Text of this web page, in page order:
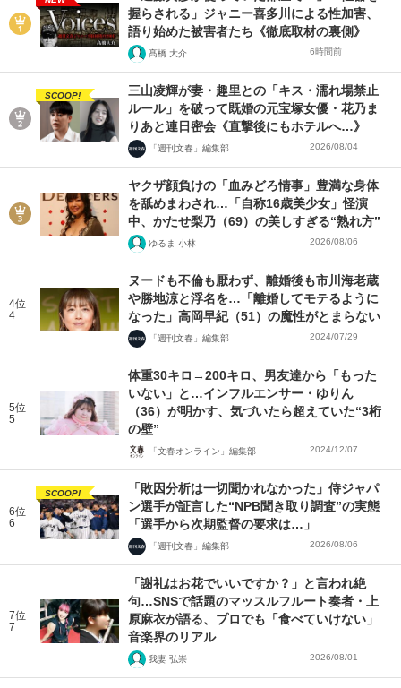
握らされる」ジャニー喜多川による性加害、
語り始めた被害者たち《徹底取材の裏側》
髙橋 大介 6時間前
SCOOP!
三山凌輝が妻・趣里との「キス・濡れ場禁止
ルール」を破って既婚の元宝塚女優・花乃ま
りあと連日密会《直撃後にもホテルへ…》
「週刊文春」編集部 2026/08/04
ヤクザ顔負けの「血みどろ情事」豊満な身体
を舐めまわされ…「自称16歳美少女」怪演
中、かたせ梨乃（69）の美しすぎる“熟れ方”
ゆるま 小林 2026/08/06
4位
4
ヌードも不倫も厭わず、離婚後も市川海老蔵
や勝地涼と浮名を…「離婚してモテるように
なった」高岡早紀（51）の魔性がとまらない
「週刊文春」編集部 2024/07/29
5位
5
体重30キロ→200キロ、男友達から「もった
いない」と…インフルエンサー・ゆりん
（36）が明かす、気づいたら超えていた“3桁
の壁”
「文春オンライン」編集部 2024/12/07
6位
6
SCOOP!
「敗因分析は一切聞かれなかった」侍ジャパ
ン選手が証言した“NPB聞き取り調査”の実態
「選手から次期監督の要求は…」
「週刊文春」編集部 2026/08/06
7位
7
「謝礼はお花でいいですか？」と言われ絶
句…SNSで話題のマッスルフルート奏者・上
原麻衣が語る、プロでも「食べていけない」
音楽界のリアル
我妻 弘崇 2026/08/01